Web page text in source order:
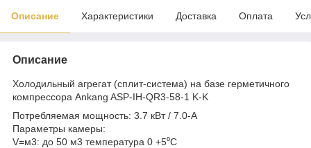
Описание Характеристики Доставка Оплата
Описание
Холодильный агрегат (сплит-система) на базе герметичного
компрессора Ankang ASP-IH-QR3-58-1 K-K
Потребляемая мощность: 3.7 кВт / 7.0-A
Параметры камеры:
V=м3: до 50 м3 температура 0 +5⁰С